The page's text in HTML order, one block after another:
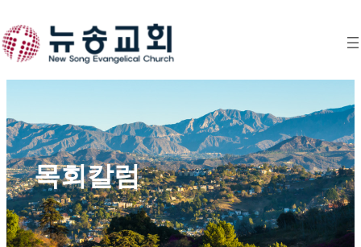
to
content
목회칼럼